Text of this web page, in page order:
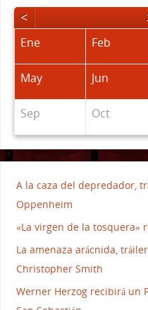
<
Ene Feb
May Jun
Sep Oct
A la caza del depredador,
Oppenheim
«La virgen de la tosquera»
La amenaza arácnida,
Christopher Smith
Werner Herzog recibirá un